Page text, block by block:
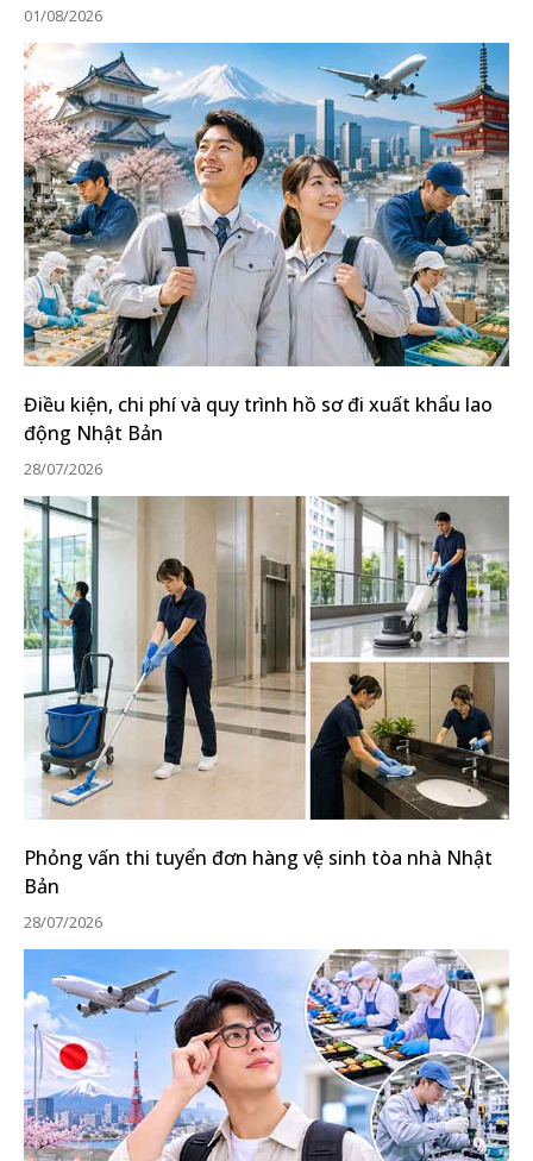
01/08/2026
Điều kiện, chi phí và quy trình hồ sơ đi xuất khẩu lao
động Nhật Bản
28/07/2026
Phỏng vấn thi tuyển đơn hàng vệ sinh tòa nhà Nhật
Bản
28/07/2026